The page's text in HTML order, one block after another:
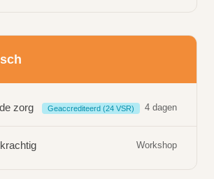
zorg Geaccrediteerd (24 VSR) 4 dagen
Workshop